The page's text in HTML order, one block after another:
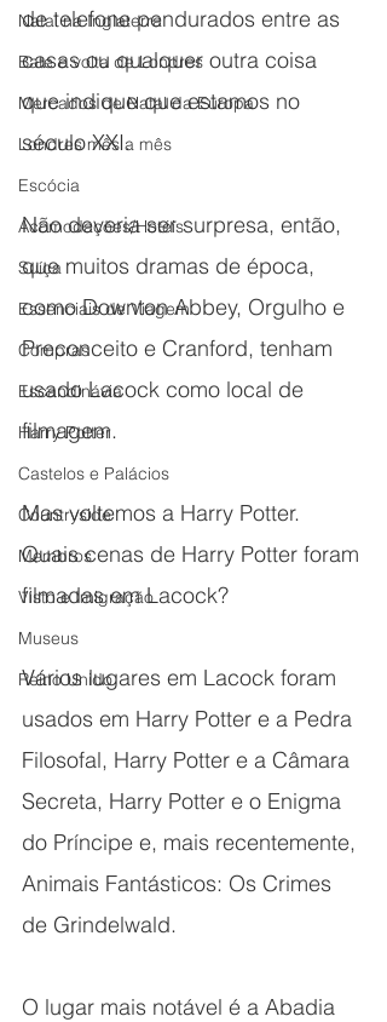
Natal na Inglaterra
Bate e volta de Londres
Mercados de Natal da Europa
Londres mês a mês
Escócia
Acomodações/Hotéis
Suíça
Essenciais de Viagem
Compras
Escandinávia
Harry Potter
Castelos e Palácios
Countryside
Membros
Visto e Imigração
Museus
Reino Unido
de telefone pendurados entre as
casas ou qualquer outra coisa
que indique que estamos no
século XXI.
Não deveria ser surpresa, então,
que muitos dramas de época,
como Downton Abbey, Orgulho e
Preconceito e Cranford, tenham
usado Lacock como local de
filmagem.
Mas voltemos a Harry Potter.
Quais cenas de Harry Potter foram
filmadas em Lacock?
Vários lugares em Lacock foram
usados em Harry Potter e a Pedra
Filosofal, Harry Potter e a Câmara
Secreta, Harry Potter e o Enigma
do Príncipe e, mais recentemente,
Animais Fantásticos: Os Crimes
de Grindelwald.
O lugar mais notável é a Abadia